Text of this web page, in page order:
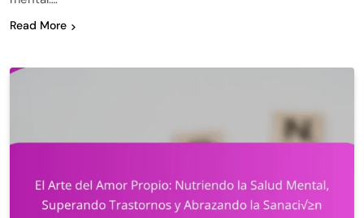
Read More